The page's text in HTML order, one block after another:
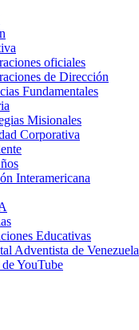
oficiales
de Dirección
Fundamentales
Misionales
Corporativa
Interamericana
Educativas
Adventista de Venezuela
YouTube